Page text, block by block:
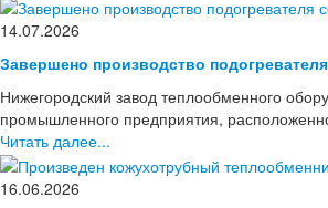
14.07.2026
Завершено производство
Нижегородский завод теплообменного
промышленного предприятия,
Читать далее...
16.06.2026